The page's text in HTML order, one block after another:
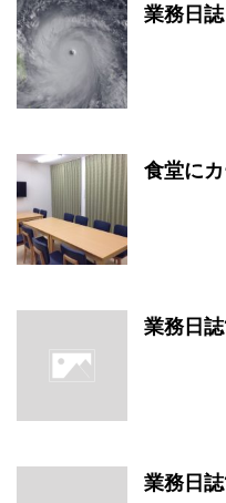
業務日
食堂に
業務日
業務日